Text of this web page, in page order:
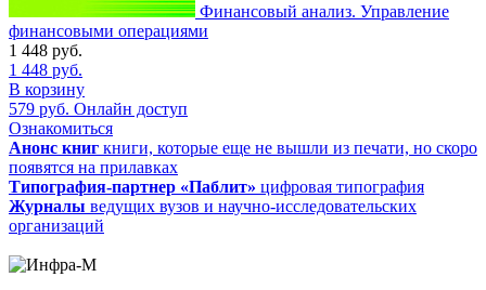
Финансовый анализ. Управление
финансовыми операциями
1 448 руб.
1 448 руб.
В корзину
579 руб. Онлайн доступ
Ознакомиться
Анонс книг книги, которые еще не вышли из печати, но скоро
появятся на прилавках
Типография-партнер «Паблит» цифровая типография
Журналы ведущих вузов и научно-исследовательских
организаций